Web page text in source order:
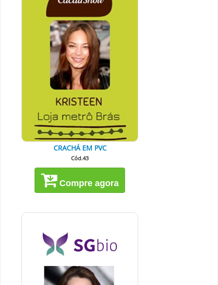
CRACHÁ EM PVC
Cód.43
Compre agora